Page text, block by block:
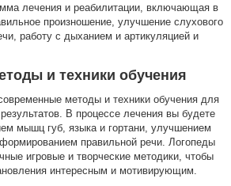
лечения и реабилитации, включающая в
произношение, улучшение слухового
работу с дыханием и артикуляцией и
и техники обучения
методы и техники обучения для
В процессе лечения вы будете
мышц губ, языка и гортани, улучшением
правильной речи. Логопеды
игровые и творческие методики, чтобы
интересным и мотивирующим.